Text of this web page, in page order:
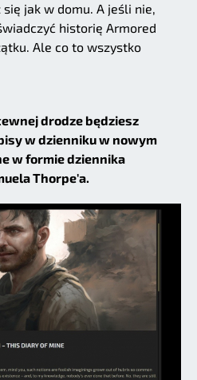
jak w domu. A jeśli nie,
historię Armored
Ale co to wszystko
drodze będziesz
w dzienniku w nowym
w formie dziennika
Thorpe'a.